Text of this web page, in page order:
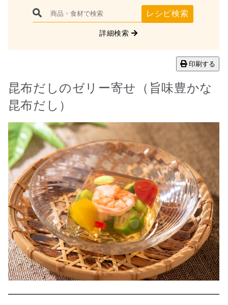
レシピ検索
詳細検索
印刷する
昆布だしのゼリー寄せ（旨味豊かな
昆布だし）